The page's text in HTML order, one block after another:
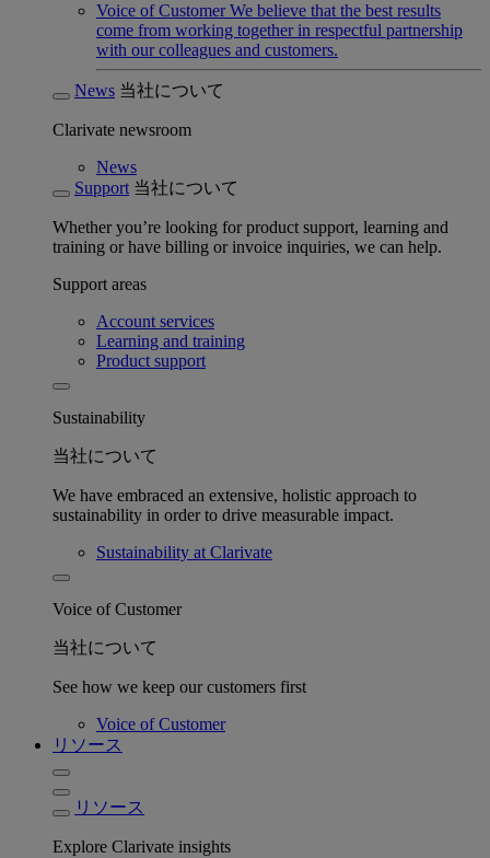
Voice of Customer We believe that the best results
come from working together in respectful partnership
with our colleagues and customers.
News 当社について
Clarivate newsroom
News
Support 当社について
Whether you’re looking for product support, learning and
training or have billing or invoice inquiries, we can help.
Support areas
Account services
Learning and training
Product support
Sustainability
当社について
We have embraced an extensive, holistic approach to
sustainability in order to drive measurable impact.
Sustainability at Clarivate
Voice of Customer
当社について
See how we keep our customers first
Voice of Customer
リソース
リソース
Explore Clarivate insights